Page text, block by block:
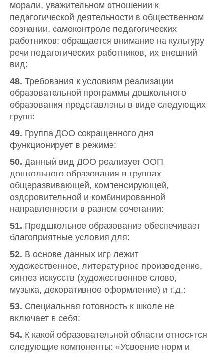
морали, уважительном отношении к
педагогической деятельности в общественном
сознании, самоконтроле педагогических
работников; обращается внимание на культуру
речи педагогических работников, их внешний
вид:
48. Требования к условиям реализации
образовательной программы дошкольного
образования представлены в виде следующих
групп:
49. Группа ДОО сокращенного дня
функционирует в режиме:
50. Данный вид ДОО реализует ООП
дошкольного образования в группах
общеразвивающей, компенсирующей,
оздоровительной и комбинированной
направленности в разном сочетании:
51. Предшкольное образование обеспечивает
благоприятные условия для:
52. В основе данных игр лежит
художественное, литературное произведение,
синтез искусств (художественное слово,
музыка, декоративное оформление) и т.д.:
53. Специальная готовность к школе не
включает в себя:
54. К какой образовательной области относятся
следующие компоненты: «Усвоение норм и